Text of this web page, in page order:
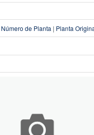
Número de Planta | Planta